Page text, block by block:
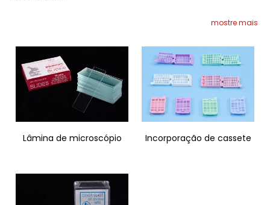
mostre mais
Lâmina de microscópio Incorporação de cassete